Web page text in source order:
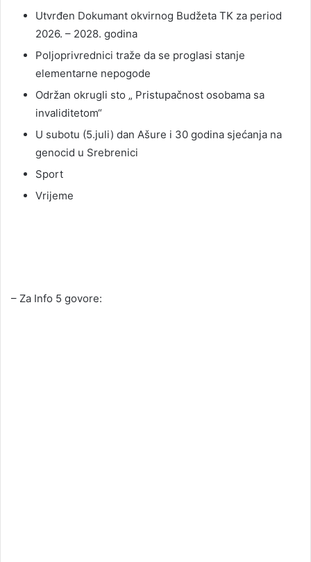
Utvrđen Dokumant okvirnog Budžeta TK za period
2026. – 2028. godina
Poljoprivrednici traže da se proglasi stanje
elementarne nepogode
Održan okrugli sto „ Pristupačnost osobama sa
invaliditetom“
U subotu (5.juli) dan Ašure i 30 godina sjećanja na
genocid u Srebrenici
Sport
Vrijeme
– Za Info 5 govore: